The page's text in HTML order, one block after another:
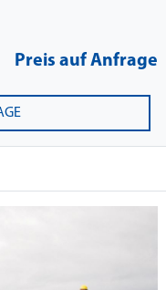
Preis auf Anfrage